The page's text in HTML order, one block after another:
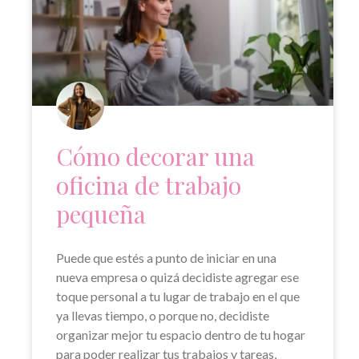
Cómo decorar una
oficina de trabajo
pequeña
Puede que estés a punto de iniciar en una
nueva empresa o quizá decidiste agregar ese
toque personal a tu lugar de trabajo en el que
ya llevas tiempo, o porque no, decidiste
organizar mejor tu espacio dentro de tu hogar
para poder realizar tus trabajos y tareas,